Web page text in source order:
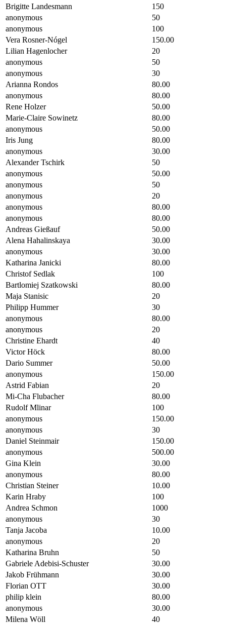
Brigitte Landesmann
150
anonymous
50
anonymous
100
Vera Rosner-Nógel
150.00
Lilian Hagenlocher
20
anonymous
50
anonymous
30
Arianna Rondos
80.00
anonymous
80.00
Rene Holzer
50.00
Marie-Claire Sowinetz
80.00
anonymous
50.00
Iris Jung
80.00
anonymous
30.00
Alexander Tschirk
50
anonymous
50.00
anonymous
50
anonymous
20
anonymous
80.00
anonymous
80.00
Andreas Gießauf
50.00
Alena Hahalinskaya
30.00
anonymous
30.00
Katharina Janicki
80.00
Christof Sedlak
100
Bartlomiej Szatkowski
80.00
Maja Stanisic
20
Philipp Hummer
30
anonymous
80.00
anonymous
20
Christine Ehardt
40
Victor Höck
80.00
Dario Summer
50.00
anonymous
150.00
Astrid Fabian
20
Mi-Cha Flubacher
80.00
Rudolf Mlinar
100
anonymous
150.00
anonymous
30
Daniel Steinmair
150.00
anonymous
500.00
Gina Klein
30.00
anonymous
80.00
Christian Steiner
10.00
Karin Hraby
100
Andrea Schmon
1000
anonymous
30
Tanja Jacoba
10.00
anonymous
20
Katharina Bruhn
50
Gabriele Adebisi-Schuster
30.00
Jakob Frühmann
30.00
Florian OTT
30.00
philip klein
80.00
anonymous
30.00
Milena Wöll
40